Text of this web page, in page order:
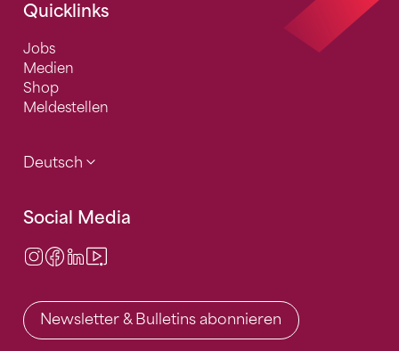
Quicklinks
Jobs
Medien
Shop
Meldestellen
Deutsch
Social Media
Instagram
Facebook
LinkedIn
Newsletter & Bulletins abonnieren